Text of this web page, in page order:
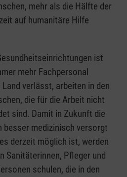
mehr als die Hälfte der
auf humanitäre Hilfe
ist
mehr Fachpersonal
verlässt, arbeiten in den
die für die Arbeit nicht
sind. Damit in Zukunft die
besser medizinisch versorgt
derzeit möglich ist, werden
Sanitäterinnen, Pfleger und
schulen, die in den